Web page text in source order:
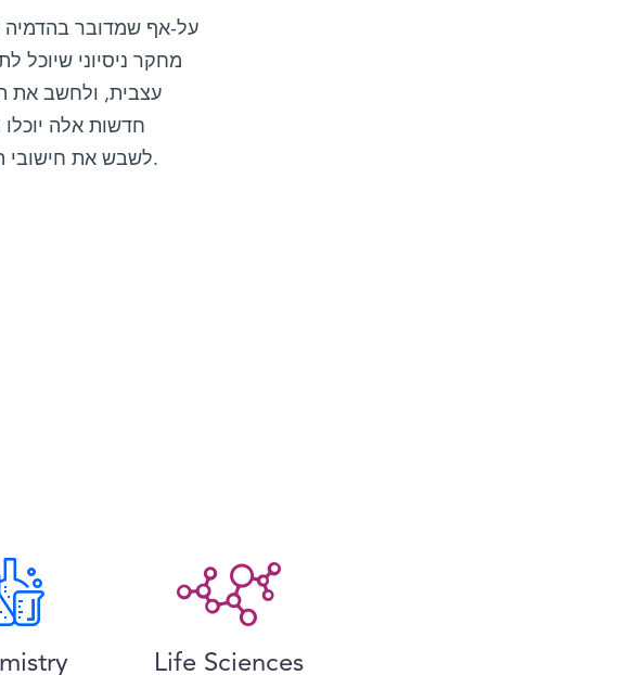
על-אף שמדובר בהדמיה
מחקר ניסיוני שיוכל
עצבית, ולחשב את
חדשות אלה יוכלו
לשבש את חישובי המרחק שמבצעים תאי העצב כדי למנוע מוות של תאים ולעודד תהליכי שיקום.
Life Sciences